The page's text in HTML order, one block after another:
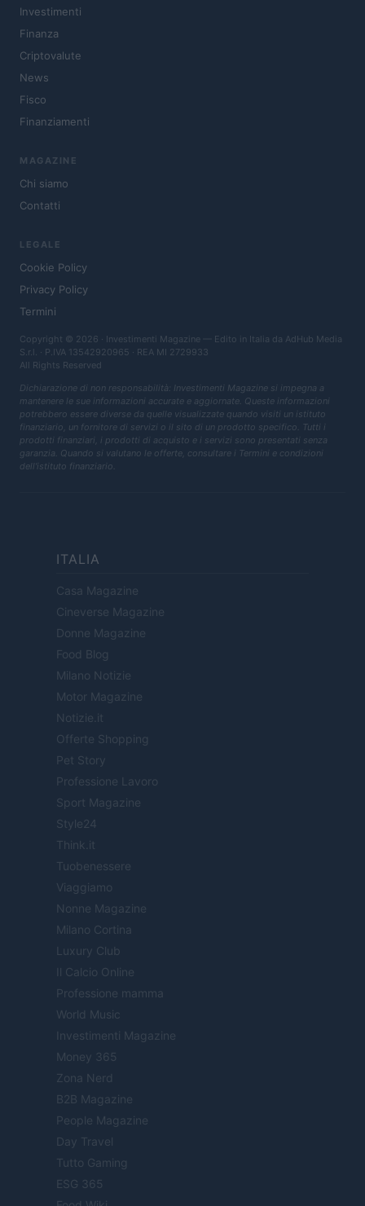
Investimenti
Finanza
Criptovalute
News
Fisco
Finanziamenti
MAGAZINE
Chi siamo
Contatti
LEGALE
Cookie Policy
Privacy Policy
Termini
Copyright © 2026 · Investimenti Magazine — Edito in Italia da AdHub Media
S.r.l. · P.IVA 13542920965 · REA MI 2729933
All Rights Reserved
Dichiarazione di non responsabilità: Investimenti Magazine si impegna a
mantenere le sue informazioni accurate e aggiornate. Queste informazioni
potrebbero essere diverse da quelle visualizzate quando visiti un istituto
finanziario, un fornitore di servizi o il sito di un prodotto specifico. Tutti i
prodotti finanziari, i prodotti di acquisto e i servizi sono presentati senza
garanzia. Quando si valutano le offerte, consultare i Termini e condizioni
dell'istituto finanziario.
ITALIA
Casa Magazine
Cineverse Magazine
Donne Magazine
Food Blog
Milano Notizie
Motor Magazine
Notizie.it
Offerte Shopping
Pet Story
Professione Lavoro
Sport Magazine
Style24
Think.it
Tuobenessere
Viaggiamo
Nonne Magazine
Milano Cortina
Luxury Club
Il Calcio Online
Professione mamma
World Music
Investimenti Magazine
Money 365
Zona Nerd
B2B Magazine
People Magazine
Day Travel
Tutto Gaming
ESG 365